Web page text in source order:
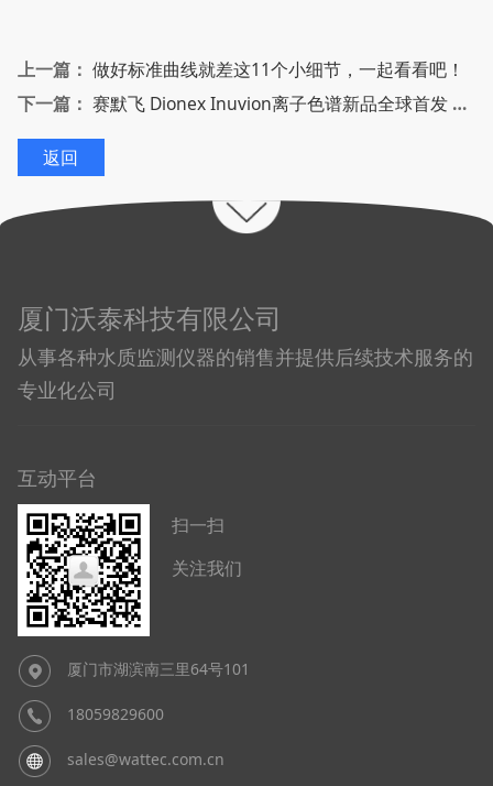
上一篇： 做好标准曲线就差这11个小细节，一起看看吧！
下一篇： 赛默飞 Dionex Inuvion离子色谱新品全球首发 诠释中国质量
返回
厦门沃泰科技有限公司
从事各种水质监测仪器的销售并提供后续技术服务的
专业化公司
互动平台
扫一扫
关注我们
厦门市湖滨南三里64号101
18059829600
sales@wattec.com.cn